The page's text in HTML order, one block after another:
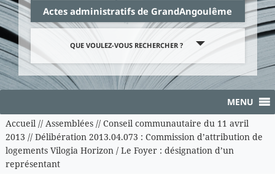
Actes administratifs de GrandAngoulême
QUE VOULEZ-VOUS RECHERCHER ?
MENU
Accueil// Assemblées// Conseil communautaire du 11 avril
2013 // Délibération 2013.04.073 : Commission d’attribution de
logements Vilogia Horizon / Le Foyer : désignation d’un
représentant